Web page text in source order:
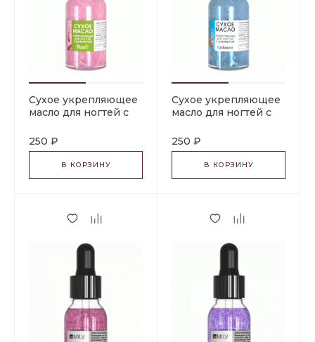
Сухое укрепляющее
масло для ногтей с
15 мл Milv
250 ₽
В КОРЗИНУ
Сухое укрепляющее
масло для ногтей с
"CASHMERE". 15 мл
Milv
250 ₽
В КОРЗИНУ